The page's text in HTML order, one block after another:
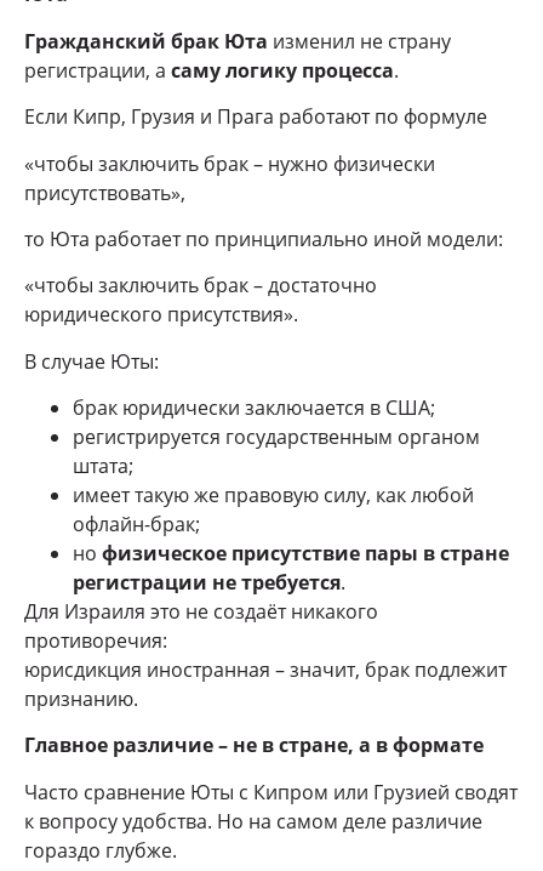
Гражданский брак Юта изменил не страну
регистрации, а саму логику процесса.
Если Кипр, Грузия и Прага работают по формуле
«чтобы заключить брак – нужно физически
присутствовать»,
то Юта работает по принципиально иной модели:
«чтобы заключить брак – достаточно
юридического присутствия».
В случае Юты:
брак юридически заключается в США;
регистрируется государственным органом
штата;
имеет такую же правовую силу, как любой
офлайн-брак;
но физическое присутствие пары в стране
регистрации не требуется.
Для Израиля это не создаёт никакого
противоречия:
юрисдикция иностранная – значит, брак подлежит
признанию.
Главное различие – не в стране, а в формате
Часто сравнение Юты с Кипром или Грузией сводят
к вопросу удобства. Но на самом деле различие
гораздо глубже.